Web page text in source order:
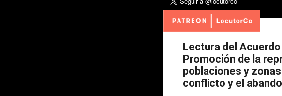
Lectura del
Promoción de la
poblaciones y
conflicto y el